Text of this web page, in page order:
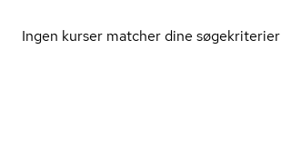
Ingen kurser matcher dine søgekriterier